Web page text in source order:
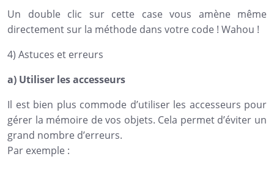
Un double clic sur cette case vous amène même
directement sur la méthode dans votre code ! Wahou !
4) Astuces et erreurs
a) Utiliser les accesseurs
Il est bien plus commode d’utiliser les accesseurs pour
gérer la mémoire de vos objets. Cela permet d’éviter un
grand nombre d’erreurs.
Par exemple :